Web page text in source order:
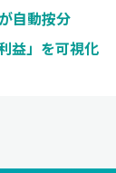
自動按分
益」を可視化